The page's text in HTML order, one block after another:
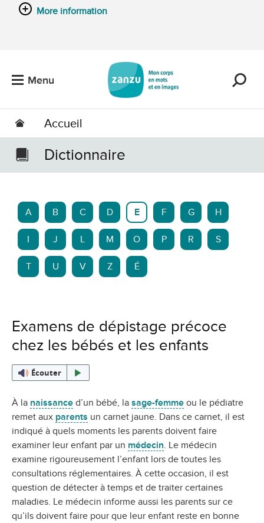
More information
Menu
Accueil
Dictionnaire
A B C D E F G H
J L M O P R S
T U V Z É
Examens de dépistage précoce
chez les bébés et les enfants
Écouter
À la naissance d’un bébé, la sage-femme ou le pédiatre
remet aux parents un carnet jaune. Dans ce carnet, il est
indiqué à quels moments les parents doivent faire
examiner leur enfant par un médecin. Le médecin
examine rigoureusement l’enfant lors de toutes les
consultations réglementaires. À cette occasion, il est
question de détecter à temps et de traiter certaines
maladies. Le médecin informe aussi les parents sur ce
qu’ils doivent faire pour que leur enfant reste en bonne